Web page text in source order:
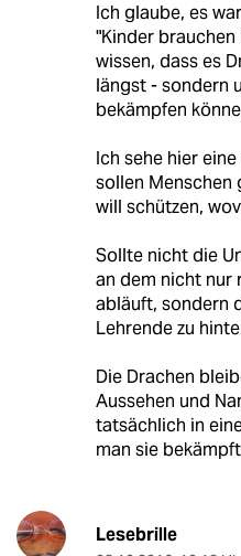
Ich glaube, es
"Kinder brauchen
wissen, dass es
längst - sondern
bekämpfen
Ich sehe hier
sollen Menschen
will schützen,
Sollte nicht die
an dem nicht nur
abläuft, sondern
Lehrende zu
Die Drachen
Aussehen und
tatsächlich in
man sie
Lesebrille